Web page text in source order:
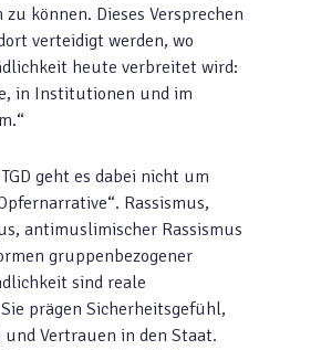
können. Dieses Versprechen
verteidigt werden, wo
heute verbreitet wird:
in Institutionen und im
geht es dabei nicht um
Rassismus,
antimuslimischer Rassismus
gruppenbezogener
sind reale
prägen Sicherheitsgefühl,
Vertrauen in den Staat.